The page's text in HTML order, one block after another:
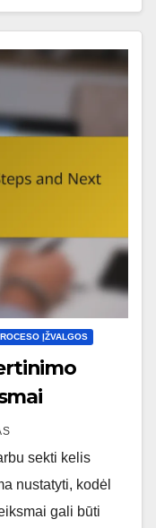
ĮŽVALGOS
sekti kelis
nustatyti, kodėl
gali būti